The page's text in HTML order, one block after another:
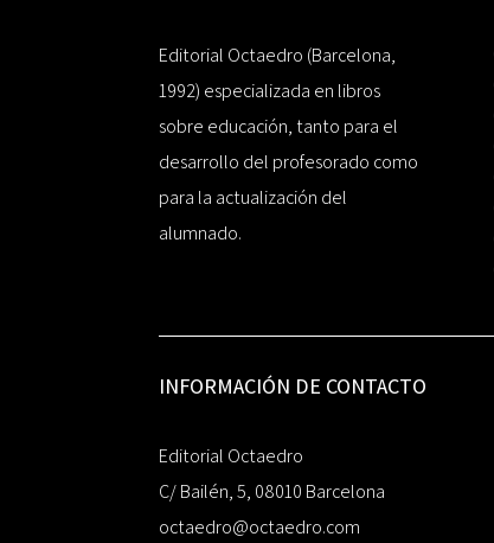
Editorial Octaedro (Barcelona,
1992) especializada en libros
sobre educación, tanto para el
desarrollo del profesorado como
para la actualización del
alumnado.
INFORMACIÓN DE CONTACTO
Editorial Octaedro
C/ Bailén, 5, 08010 Barcelona
octaedro@octaedro.com